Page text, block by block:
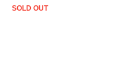
SOLD OUT